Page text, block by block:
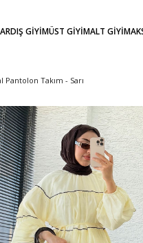
DIŞ GİYİMÜST GİYİMALT GİYİM
Takım - Sarı